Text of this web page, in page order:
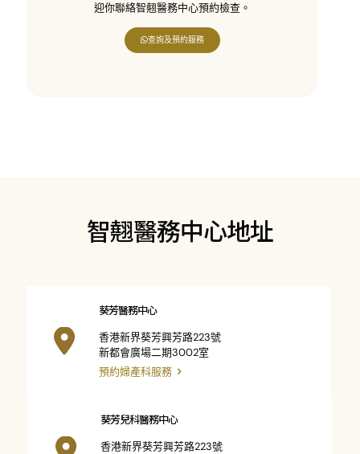
迎你聯絡智翹醫務中心預約檢查。
查詢及預約服務
智翹醫務中心地址
葵芳醫務中心
香港新界葵芳興芳路223號
新都會廣場二期3002室
預約婦產科服務
葵芳兒科醫務中心
香港新界葵芳興芳路223號